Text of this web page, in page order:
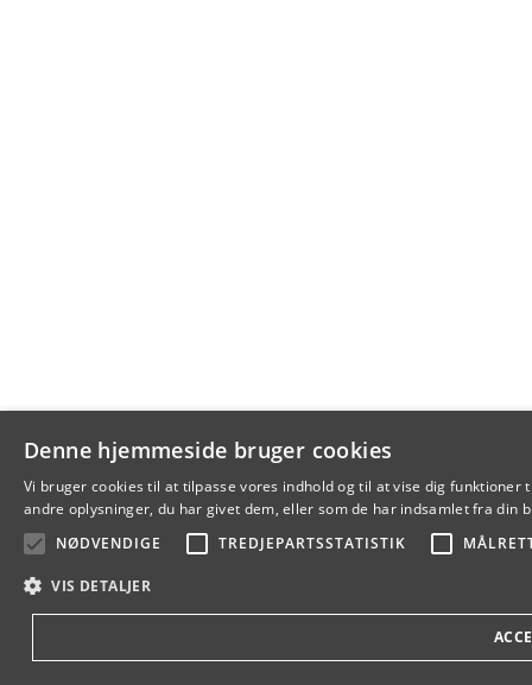
Denne hjemmeside bruger cookies
Vi bruger cookies til at tilpasse vores indhold og til at vise dig
andre oplysninger, du har givet dem, eller som de har indsamlet fra din
NØDVENDIGE
TREDJEPARTSSTATISTIK
VIS DETALJER